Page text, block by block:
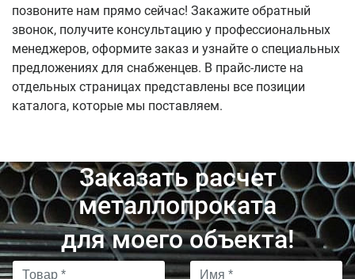
позвоните нам прямо сейчас! Закажите обратный
звонок, получите консультацию у профессиональных
менеджеров, оформите заказ и узнайте о специальных
предложениях для снабженцев. В прайс-листе на
отдельных страницах представлены все позиции
каталога, которые мы поставляем.
Заказать расчет
металлопроката
для моего объекта!